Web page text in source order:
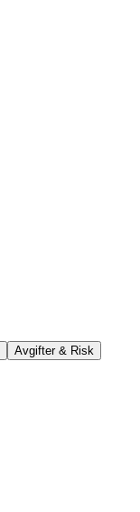
Avgifter & Risk